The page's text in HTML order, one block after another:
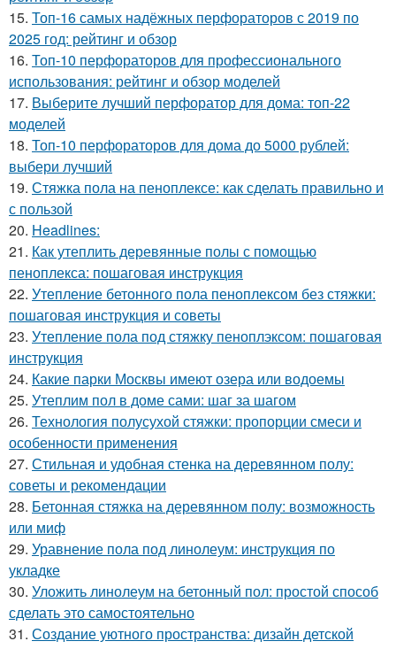
15. Топ-16 самых надёжных перфораторов с 2019 по
2025 год: рейтинг и обзор
16. Топ-10 перфораторов для профессионального
использования: рейтинг и обзор моделей
17. Выберите лучший перфоратор для дома: топ-22
моделей
18. Топ-10 перфораторов для дома до 5000 рублей:
выбери лучший
19. Стяжка пола на пеноплексе: как сделать правильно и
с пользой
20. Headlines:
21. Как утеплить деревянные полы с помощью
пеноплекса: пошаговая инструкция
22. Утепление бетонного пола пеноплексом без стяжки:
пошаговая инструкция и советы
23. Утепление пола под стяжку пеноплэксом: пошаговая
инструкция
24. Какие парки Москвы имеют озера или водоемы
25. Утеплим пол в доме сами: шаг за шагом
26. Технология полусухой стяжки: пропорции смеси и
особенности применения
27. Стильная и удобная стенка на деревянном полу:
советы и рекомендации
28. Бетонная стяжка на деревянном полу: возможность
или миф
29. Уравнение пола под линолеум: инструкция по
укладке
30. Уложить линолеум на бетонный пол: простой способ
сделать это самостоятельно
31. Создание уютного пространства: дизайн детской